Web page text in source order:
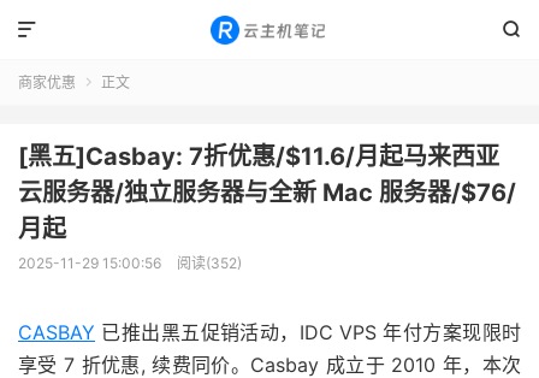


商家优惠  正文
[黑五]Casbay: 7折优惠/$11.6/月起马来西亚
云服务器/独立服务器与全新 Mac 服务器/$76/
月起
2025-11-29 15:00:56 阅读(352)
CASBAY 已推出黑五促销活动，IDC VPS 年付方案现限时
享受 7 折优惠, 续费同价。Casbay 成立于 2010 年，本次